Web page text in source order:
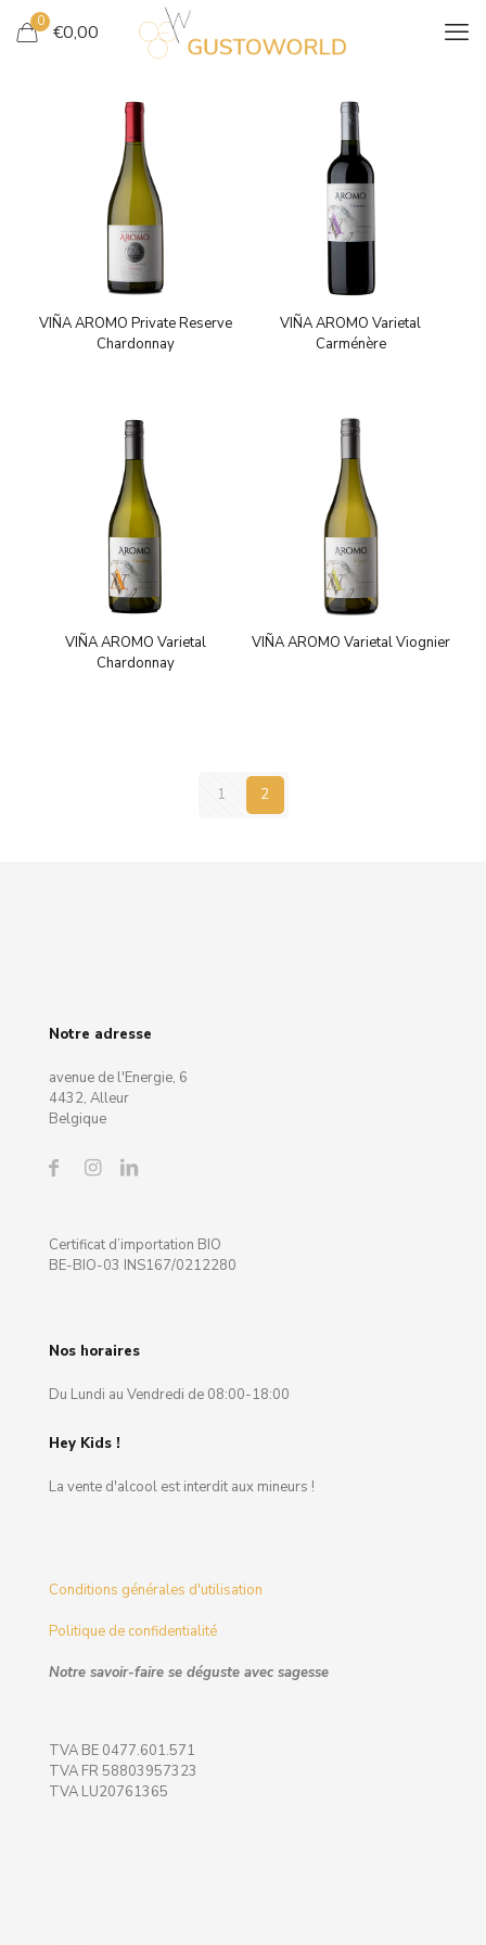
0 €0,00
VIÑA AROMO Private Reserve
Chardonnay
VIÑA AROMO Varietal
Carménère
VIÑA AROMO Varietal
Chardonnay
VIÑA AROMO Varietal Viognier
1 2
Notre adresse
avenue de l'Energie, 6
4432, Alleur
Belgique
Certificat d’importation BIO
BE-BIO-03 INS167/0212280
Nos horaires
Du Lundi au Vendredi de 08:00-18:00
Hey Kids !
La vente d'alcool est interdit aux mineurs !
Conditions générales d'utilisation
Politique de confidentialité
Notre savoir-faire se déguste avec sagesse
TVA BE 0477.601.571
TVA FR 58803957323
TVA LU20761365